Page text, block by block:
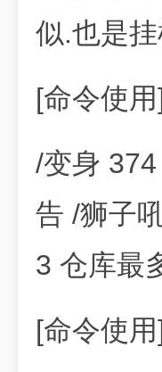
似.也是挂
[命令使用
/变身
告 /狮子
3 仓库最
[命令使用